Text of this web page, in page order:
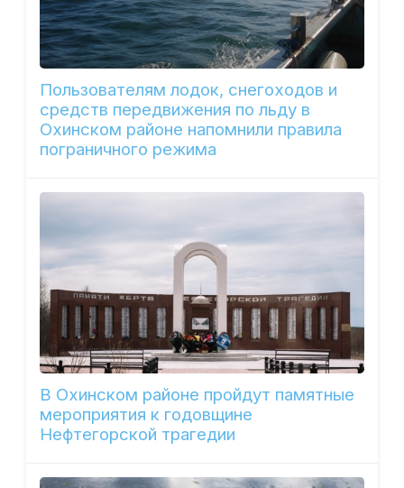
Пользователям лодок, снегоходов и
средств передвижения по льду в
Охинском районе напомнили правила
пограничного режима
В Охинском районе пройдут памятные
мероприятия к годовщине
Нефтегорской трагедии